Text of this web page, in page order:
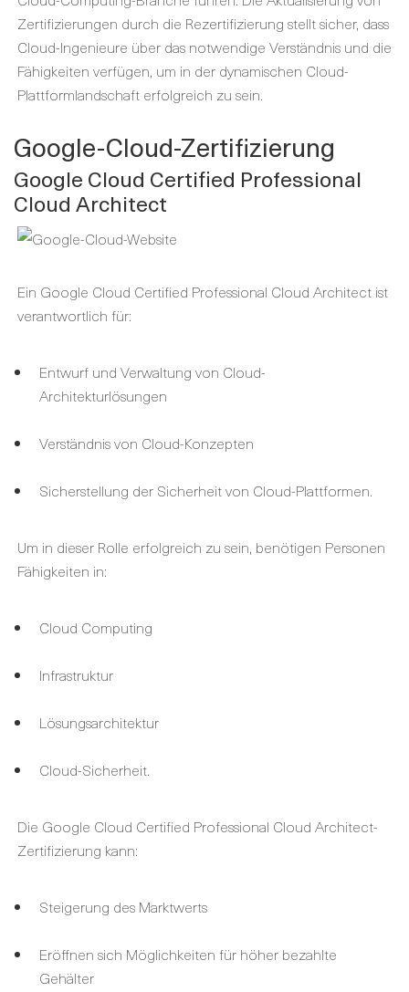
Zertifizierungen durch die Rezertifizierung stellt sicher, dass
Cloud-Ingenieure über das notwendige Verständnis und die
Fähigkeiten verfügen, um in der dynamischen Cloud-
Plattformlandschaft erfolgreich zu sein.
Google-Cloud-Zertifizierung
Google Cloud Certified Professional
Cloud Architect
Ein Google Cloud Certified Professional Cloud Architect ist
verantwortlich für:
Entwurf und Verwaltung von Cloud-
Architekturlösungen
Verständnis von Cloud-Konzepten
Sicherstellung der Sicherheit von Cloud-Plattformen.
Um in dieser Rolle erfolgreich zu sein, benötigen Personen
Fähigkeiten in:
Cloud Computing
Infrastruktur
Lösungsarchitektur
Cloud-Sicherheit.
Die Google Cloud Certified Professional Cloud Architect-
Zertifizierung kann:
Steigerung des Marktwerts
Eröffnen sich Möglichkeiten für höher bezahlte
Gehälter